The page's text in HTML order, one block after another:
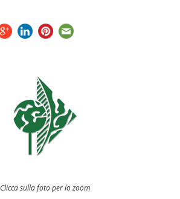
Clicca sulla foto per lo zoom